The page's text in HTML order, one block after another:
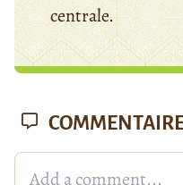
centrale.